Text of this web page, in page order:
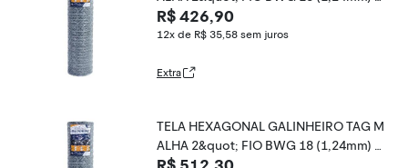
L 25X1,5m
R$ 426,90
12x de R$ 35,58 sem juros
Extra
TELA HEXAGONAL GALINHEIRO TAG M
ALHA 2&quot; FIO BWG 18 (1,24mm) R
L 25X1,8m